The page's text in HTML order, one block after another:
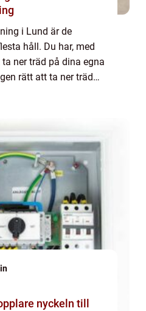
i Lund är de
håll. Du har, med
ner träd på dina egna
rätt att ta ner träd
till